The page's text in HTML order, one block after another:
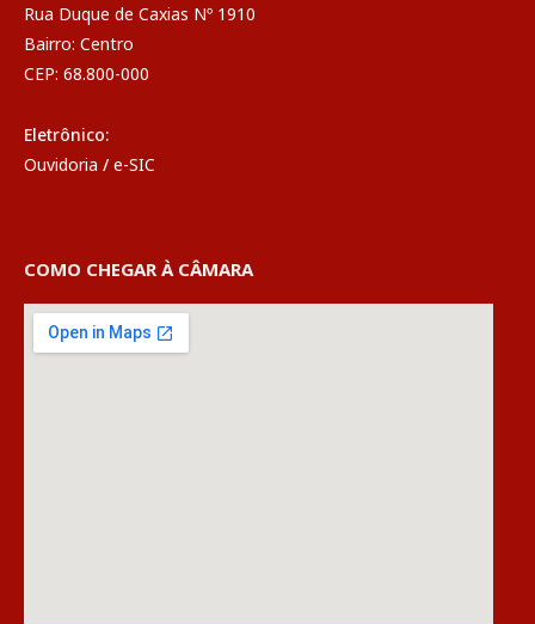
Rua Duque de Caxias Nº 1910
Bairro: Centro
CEP: 68.800-000
Eletrônico:
Ouvidoria / e-SIC
COMO CHEGAR À CÂMARA